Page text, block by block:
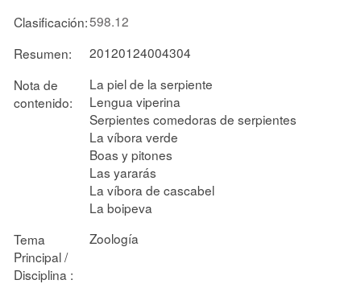
Clasificación:598.12
Resumen:
20120124004304
Nota de
contenido:
La piel de la serpiente
Lengua viperina
Serpientes comedoras de serpientes
La víbora verde
Boas y pitones
Las yararás
La víbora de cascabel
La boipeva
Tema
Principal /
Disciplina :
Zoología